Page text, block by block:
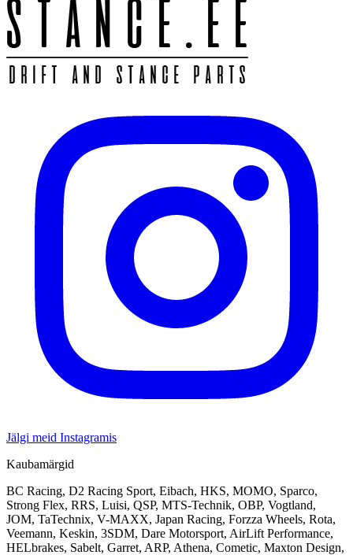
Jälgi meid Instagramis
Kaubamärgid
BC Racing, D2 Racing Sport, Eibach, HKS, MOMO, Sparco,
Strong Flex, RRS, Luisi, QSP, MTS-Technik, OBP, Vogtland,
JOM, TaTechnix, V-MAXX, Japan Racing, Forzza Wheels, Rota,
Veemann, Keskin, 3SDM, Dare Motorsport, AirLift Performance,
HELbrakes, Sabelt, Garret, ARP, Athena, Cometic, Maxton Design,